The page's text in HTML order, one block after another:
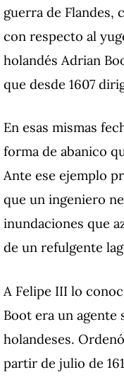
guerra de Flandes,
con respecto al
holandés Adrian
que desde 1607
En esas mismas
forma de abanico
Ante ese ejemplo
que un ingeniero
inundaciones que
de un refulgente
A Felipe III lo
Boot era un
holandeses.
partir de julio de